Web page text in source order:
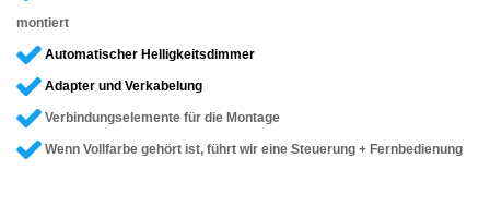
montiert
Automatischer Helligkeitsdimmer
Adapter und Verkabelung
Verbindungselemente für die Montage
Wenn Vollfarbe gehört ist, führt wir eine Steuerung + Fernbedienung